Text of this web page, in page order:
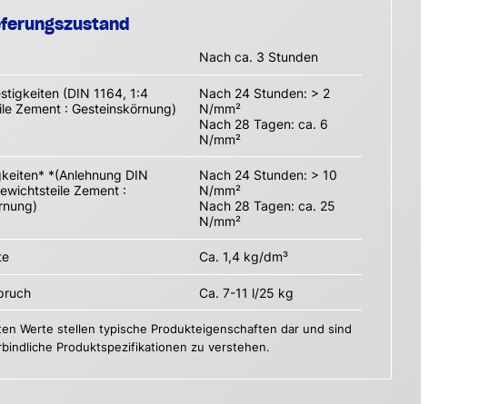
Nach ca. 3 Stunden
(DIN 1164, 1:4
Zement : Gesteinskörnung)
Nach 24 Stunden: > 2
N/mm²
Nach 28 Tagen: ca. 6
N/mm²
*(Anlehnung DIN
Zement :
Nach 24 Stunden: > 10
N/mm²
Nach 28 Tagen: ca. 25
N/mm²
Ca. 1,4 kg/dm³
Ca. 7-11 l/25 kg
Werte stellen typische Produkteigenschaften dar und sind
Produktspezifikationen zu verstehen.